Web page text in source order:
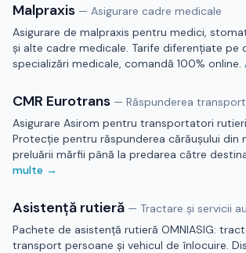
Malpraxis — Asigurare cadre medicale
Asigurare de malpraxis pentru medici,
și alte cadre medicale. Tarife diferențiate pe
specializări medicale, comandă 100% online.
CMR Eurotrans — Răspunderea
Asigurare Asirom pentru transportatori
Protecție pentru răspunderea cărăușului din
preluării mărfii până la predarea către
multe →
Asistență rutieră — Tractare și servicii
Pachete de asistență rutieră OMNIASIG:
transport persoane și vehicul de înlocuire.